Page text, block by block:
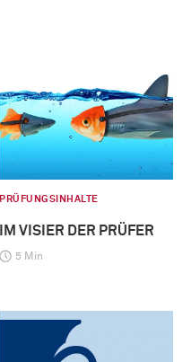
PRÜFUNGSINHALTE
IM VISIER DER PRÜFER
5 Min